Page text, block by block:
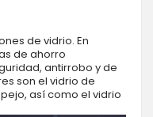
de vidrio. En
de ahorro
antirrobo y de
son el vidrio de
así como el vidrio